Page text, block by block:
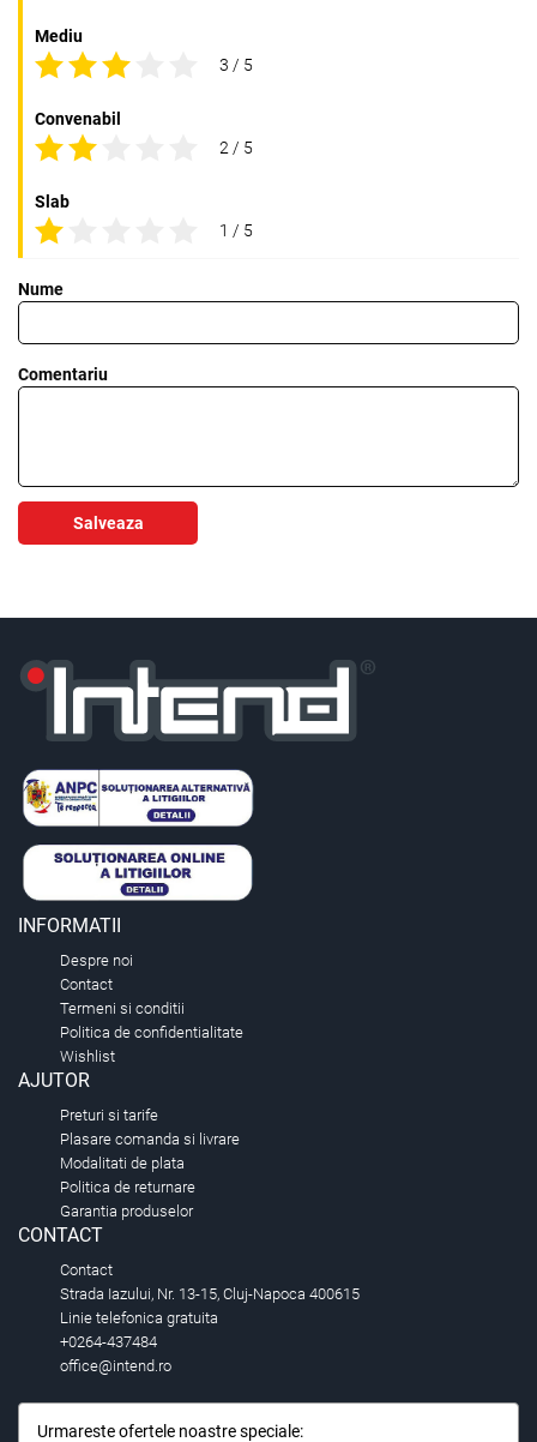
Mediu
3 / 5
Convenabil
2 / 5
Slab
1 / 5
Nume
Comentariu
Salveaza
INFORMATII
Despre noi
Contact
Termeni si conditii
Politica de confidentialitate
Wishlist
AJUTOR
Preturi si tarife
Plasare comanda si livrare
Modalitati de plata
Politica de returnare
Garantia produselor
CONTACT
Contact
Strada Iazului, Nr. 13-15, Cluj-Napoca 400615
Linie telefonica gratuita
+0264-437484
office@intend.ro
Urmareste ofertele noastre speciale: